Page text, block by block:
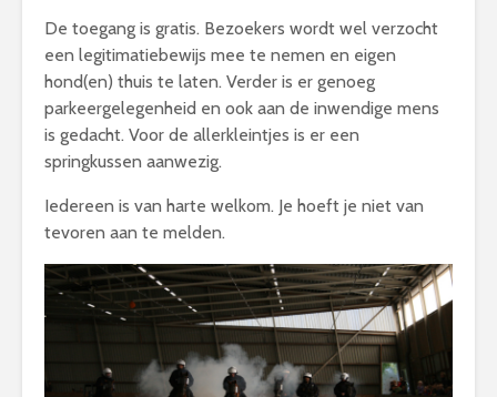
De toegang is gratis. Bezoekers wordt wel verzocht
een legitimatiebewijs mee te nemen en eigen
hond(en) thuis te laten. Verder is er genoeg
parkeergelegenheid en ook aan de inwendige mens
is gedacht. Voor de allerkleintjes is er een
springkussen aanwezig.
Iedereen is van harte welkom. Je hoeft je niet van
tevoren aan te melden.